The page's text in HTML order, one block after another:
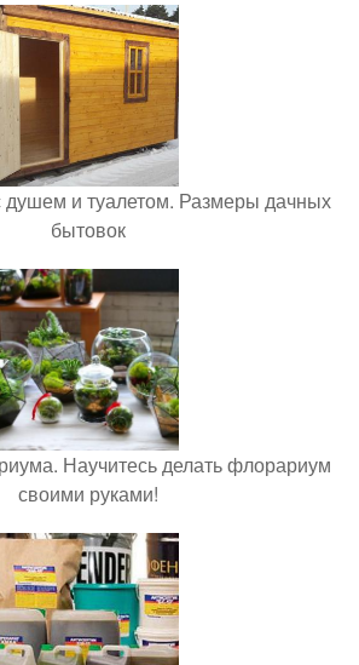
и туалетом. Размеры дачных
бытовок
Научитесь делать флорариум
своими руками!